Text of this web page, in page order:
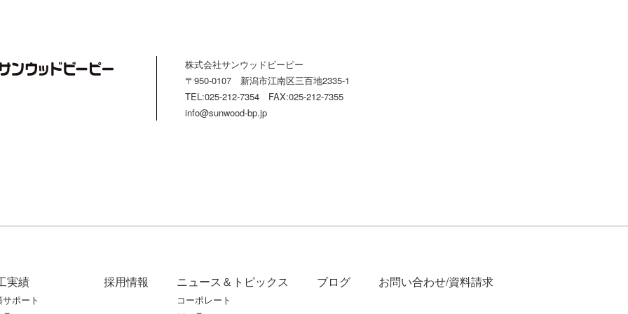
株式会社サンウッドビーピー
〒950-0107 新潟市江南区三百地2335-1
TEL:025-212-7354 FAX:025-212-7355
info@sunwood-bp.jp
実績
ポート
採用情報 ニュース＆トピックス
コーポレート
ブログ お問い合わせ/資料請求